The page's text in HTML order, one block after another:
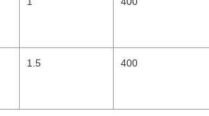
1.5 400